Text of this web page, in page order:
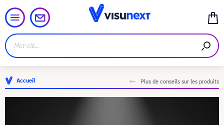
Accueil Plus de conseils sur les produits